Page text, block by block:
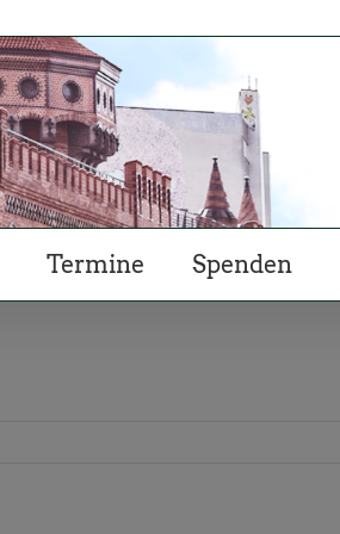
Termine Spenden